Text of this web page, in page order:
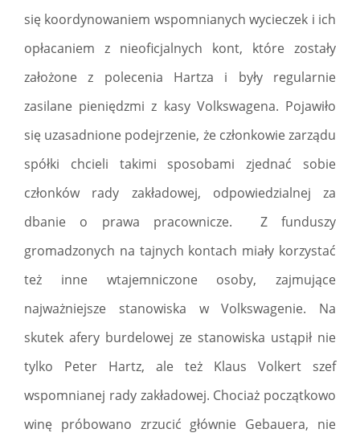
się koordynowaniem wspomnianych wycieczek i ich
opłacaniem z nieoficjalnych kont, które zostały
założone z polecenia Hartza i były regularnie
zasilane pieniędzmi z kasy Volkswagena. Pojawiło
się uzasadnione podejrzenie, że członkowie zarządu
spółki chcieli takimi sposobami zjednać sobie
członków rady zakładowej, odpowiedzialnej za
dbanie o prawa pracownicze. Z funduszy
gromadzonych na tajnych kontach miały korzystać
też inne wtajemniczone osoby, zajmujące
najważniejsze stanowiska w Volkswagenie. Na
skutek afery burdelowej ze stanowiska ustąpił nie
tylko Peter Hartz, ale też Klaus Volkert szef
wspomnianej rady zakładowej. Chociaż początkowo
winę próbowano zrzucić głównie Gebauera, nie